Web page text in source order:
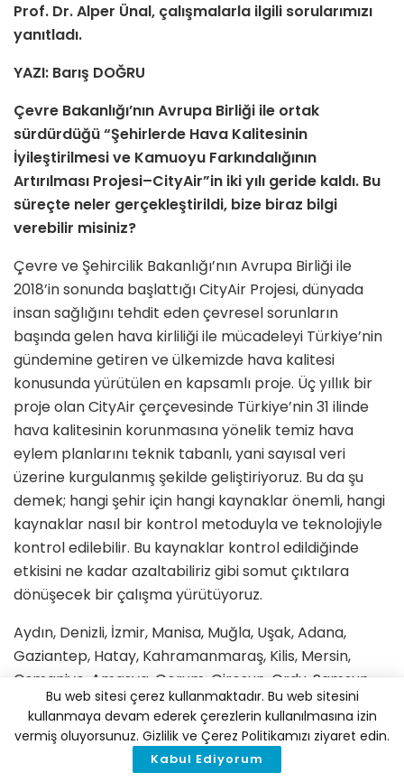
Prof. Dr. Alper Ünal, çalışmalarla ilgili sorularımızı
yanıtladı.
YAZI: Barış DOĞRU
Çevre Bakanlığı’nın Avrupa Birliği ile ortak
sürdürdüğü “Şehirlerde Hava Kalitesinin
İyileştirilmesi ve Kamuoyu Farkındalığının
Artırılması Projesi–CityAir”in iki yılı geride kaldı. Bu
süreçte neler gerçekleştirildi, bize biraz bilgi
verebilir misiniz?
Çevre ve Şehircilik Bakanlığı’nın Avrupa Birliği ile
2018’in sonunda başlattığı CityAir Projesi, dünyada
insan sağlığını tehdit eden çevresel sorunların
başında gelen hava kirliliği ile mücadeleyi Türkiye’nin
gündemine getiren ve ülkemizde hava kalitesi
konusunda yürütülen en kapsamlı proje. Üç yıllık bir
proje olan CityAir çerçevesinde Türkiye’nin 31 ilinde
hava kalitesinin korunmasına yönelik temiz hava
eylem planlarını teknik tabanlı, yani sayısal veri
üzerine kurgulanmış şekilde geliştiriyoruz. Bu da şu
demek; hangi şehir için hangi kaynaklar önemli, hangi
kaynaklar nasıl bir kontrol metoduyla ve teknolojiyle
kontrol edilebilir. Bu kaynaklar kontrol edildiğinde
etkisini ne kadar azaltabiliriz gibi somut çıktılara
dönüşecek bir çalışma yürütüyoruz.
Aydın, Denizli, İzmir, Manisa, Muğla, Uşak, Adana,
Gaziantep, Hatay, Kahramanmaraş, Kilis, Mersin,
Osmaniye, Amasya, Çorum, Giresun, Ordu, Samsun,
Sinop, Sivas, Tokat, Afyonkarahisar, Aksaray, Antalya,
Burdur, Isparta, Karaman, Kayseri, Konya, Nevşehir ve
Niğde’nin yer aldığı 31 ili kapsayan proje sürecinde,
yerel yönetimlerin ve illerdeki konuyla ilgili
Bu web sitesi çerez kullanmaktadır. Bu web sitesini
kullanmaya devam ederek çerezlerin kullanılmasına izin
vermiş oluyorsunuz. Gizlilik ve Çerez Politikamızı ziyaret edin.
Kabul Ediyorum